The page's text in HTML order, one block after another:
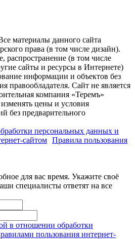
материалы данного сайта
права (в том числе дизайн).
распространение (в том числе
сайты и ресурсы в Интернете)
информации и объектов без
правообладателя. Cайт не является
компания «Теремъ»
изменять цены и условия
без предварительного
персональных данных и
сайтом Правила пользования
для вас время. Укажите своё
специалисты ответят на все
в отношении обработки
пользования интернет-